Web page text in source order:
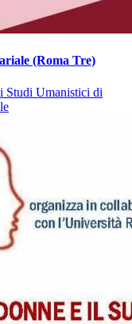
(Roma Tre)
Studi Umanistici di